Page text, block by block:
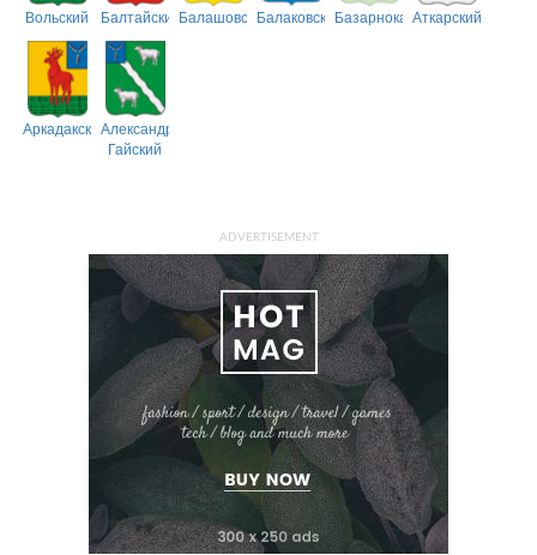
Вольский БалтайскийБалашовскийБалаковскийБазарнокарабулакский
Аткарский
АркадакскийАлександрово-
Гайский
ADVERTISEMENT